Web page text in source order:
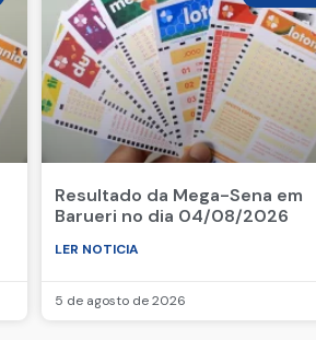
Resultado da Mega-Sena em
Barueri no dia 04/08/2026
LER NOTICIA
5 de agosto de 2026